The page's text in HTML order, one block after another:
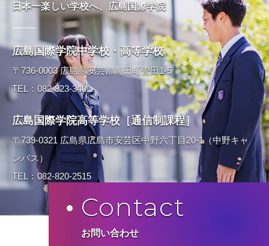
日本一楽しい学校へ、広島国際学院
広島国際学院中学校・高等学校
〒736-0003 広島県安芸郡海田町曽田1-5
TEL：082-823-3401
広島国際学院高等学校［通信制課程］
〒739-0321 広島県広島市安芸区中野六丁目20-1（中野キャ
ンパス）
TEL：082-820-2515
Contact
お問い合わせ